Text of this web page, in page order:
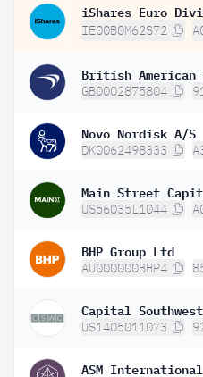
iShares Euro
IE00B0M62S72
British American
GB0002875804
Novo Nordisk A/S
DK0062498333
Main Street
US56035L1044
BHP Group Ltd
AU000000BHP4
Capital
US1405011073
ASM